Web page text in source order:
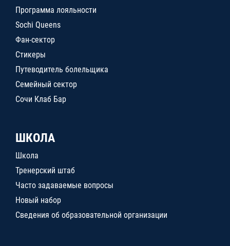
Программа лояльности
Sochi Queens
Фан-сектор
Стикеры
Путеводитель болельщика
Семейный сектор
Сочи Клаб Бар
ШКОЛА
Школа
Тренерский штаб
Часто задаваемые вопросы
Новый набор
Сведения об образовательной организации